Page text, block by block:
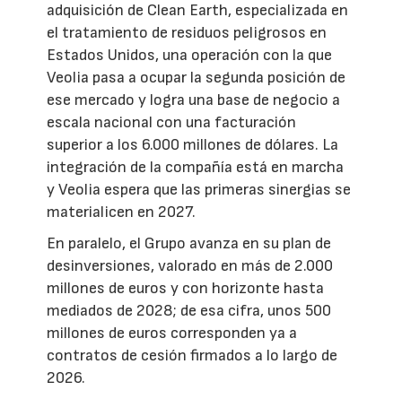
adquisición de Clean Earth, especializada en
el tratamiento de residuos peligrosos en
Estados Unidos, una operación con la que
Veolia pasa a ocupar la segunda posición de
ese mercado y logra una base de negocio a
escala nacional con una facturación
superior a los 6.000 millones de dólares. La
integración de la compañía está en marcha
y Veolia espera que las primeras sinergias se
materialicen en 2027.
En paralelo, el Grupo avanza en su plan de
desinversiones, valorado en más de 2.000
millones de euros y con horizonte hasta
mediados de 2028; de esa cifra, unos 500
millones de euros corresponden ya a
contratos de cesión firmados a lo largo de
2026.